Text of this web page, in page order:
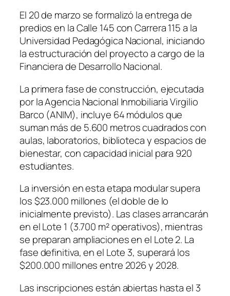
El 20 de marzo se formalizó la entrega de
predios en la Calle 145 con Carrera 115 a la
Universidad Pedagógica Nacional, iniciando
la estructuración del proyecto a cargo de la
Financiera de Desarrollo Nacional.
La primera fase de construcción, ejecutada
por la Agencia Nacional Inmobiliaria Virgilio
Barco (ANIM), incluye 64 módulos que
suman más de 5.600 metros cuadrados con
aulas, laboratorios, biblioteca y espacios de
bienestar, con capacidad inicial para 920
estudiantes.
La inversión en esta etapa modular supera
los $23.000 millones (el doble de lo
inicialmente previsto). Las clases arrancarán
en el Lote 1 (3.700 m² operativos), mientras
se preparan ampliaciones en el Lote 2. La
fase definitiva, en el Lote 3, superará los
$200.000 millones entre 2026 y 2028.
Las inscripciones están abiertas hasta el 3